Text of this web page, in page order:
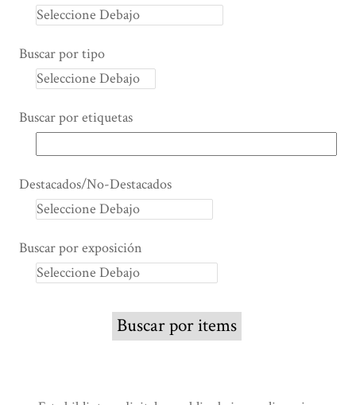
Buscar por tipo
Buscar por etiquetas
Destacados/No-Destacados
Buscar por exposición